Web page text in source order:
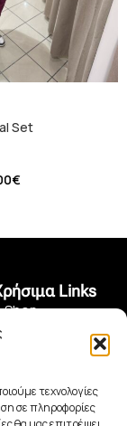
τεχνολογίες
σε πληροφορίες
Set
€
Links
Shop
Όροι Χρήσης